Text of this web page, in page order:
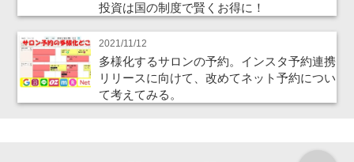
投資は国の制度で賢くお得に！
2021/11/12
多様化するサロンの予約。インスタ予約連携
リリースに向けて、改めてネット予約につい
て考えてみる。